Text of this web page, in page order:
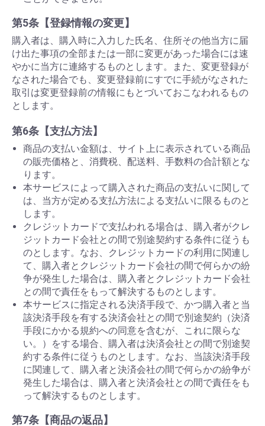
第5条【登録情報の変更】
購入者は、購入時に入力した氏名、住所その他当方に届
け出た事項の全部または一部に変更があった場合には速
やかに当方に連絡するものとします。また、変更登録が
なされた場合でも、変更登録前にすでに手続がなされた
取引は変更登録前の情報にもとづいておこなわれるもの
とします。
第6条【支払方法】
商品の支払い金額は、サイト上に表示されている商品
の販売価格と、消費税、配送料、手数料の合計額とな
ります。
本サービスによって購入された商品の支払いに関して
は、当方が定める支払方法による支払いに限るものと
します。
クレジットカードで支払われる場合は、購入者がクレ
ジットカード会社との間で別途契約する条件に従うも
のとします。なお、クレジットカードの利用に関連し
て、購入者とクレジットカード会社の間で何らかの紛
争が発生した場合は、購入者とクレジットカード会社
との間で責任をもって解決するものとします。
本サービスに指定される決済手段で、かつ購入者と当
該決済手段を有する決済会社との間で別途契約（決済
手段にかかる規約への同意を含むが、これに限らな
い。）をする場合、購入者は決済会社との間で別途契
約する条件に従うものとします。なお、当該決済手段
に関連して、購入者と決済会社の間で何らかの紛争が
発生した場合は、購入者と決済会社との間で責任をも
って解決するものとします。
第7条【商品の返品】